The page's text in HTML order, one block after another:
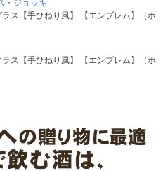
・ジョッキ
ス【手ひねり風】 【エンブレム】（ホ
ス【手ひねり風】 【エンブレム】（ホ